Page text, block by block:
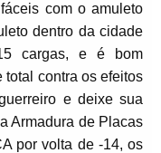
com o amuleto
dentro da cidade
cargas, e é bom
total contra os efeitos
e deixe sua
Armadura de Placas
por volta de -14, os